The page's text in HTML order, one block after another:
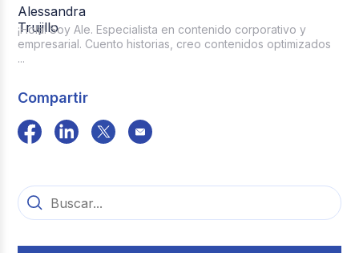
¡Hola! Soy Ale. Especialista en contenido corporativo y
empresarial. Cuento historias, creo contenidos optimizados
...
Compartir